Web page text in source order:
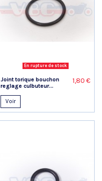
En rupture de stock
Joint torique bouchon
reglage culbuteur...
1,80 €
Voir